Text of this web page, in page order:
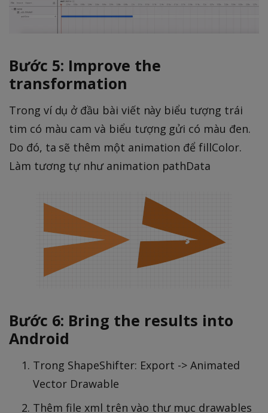
Bước 5: Improve the
transformation
Trong ví dụ ở đầu bài viết này biểu tượng trái
tim có màu cam và biểu tượng gửi có màu đen.
Do đó, ta sẽ thêm một animation để fillColor.
Làm tương tự như animation pathData
Bước 6: Bring the results into
Android
Trong ShapeShifter: Export -> Animated
Vector Drawable
Thêm file xml trên vào thư mục drawables